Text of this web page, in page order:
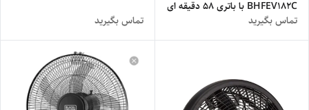
BHFEV182C با باتری ۵۸ دقیقه ای
- اصلی
تماس بگیرید تماس بگیرید